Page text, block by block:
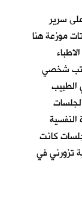
سرير
موزعة هنا
شخصي
الطبيب
كانت
تزورني في